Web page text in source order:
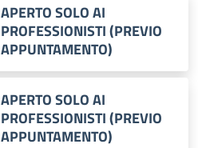
APERTO SOLO AI
PROFESSIONISTI (PREVIO
APPUNTAMENTO)
APERTO SOLO AI
PROFESSIONISTI (PREVIO
APPUNTAMENTO)